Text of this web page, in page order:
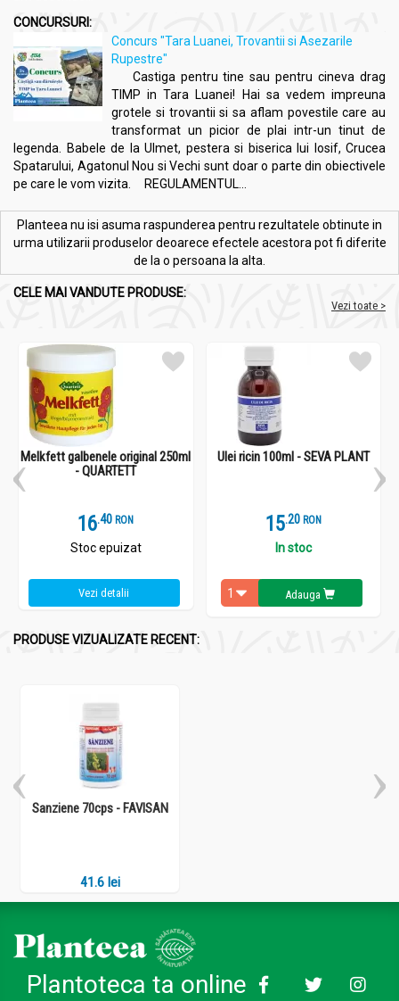
CONCURSURI:
Concurs "Tara Luanei, Trovantii si Asezarile
Rupestre"
Castiga pentru tine sau pentru cineva drag
TIMP in Tara Luanei! Hai sa vedem impreuna
grotele si trovantii si sa aflam povestile care au
transformat un picior de plai intr-un tinut de
legenda. Babele de la Ulmet, pestera si biserica lui Iosif, Crucea
Spatarului, Agatonul Nou si Vechi sunt doar o parte din obiectivele
pe care le vom vizita. REGULAMENTUL...
Planteea nu isi asuma raspunderea pentru rezultatele obtinute in
urma utilizarii produselor deoarece efectele acestora pot fi diferite
de la o persoana la alta.
CELE MAI VANDUTE PRODUSE:
Vezi toate >
Melkfett galbenele original 250ml
- QUARTETT
16.4 RON
Stoc epuizat
Vezi detalii
Ulei ricin 100ml - SEVA PLANT
15.2 RON
In stoc
Adauga
PRODUSE VIZUALIZATE RECENT:
Sanziene 70cps - FAVISAN
41.6 lei
Plantoteca ta online